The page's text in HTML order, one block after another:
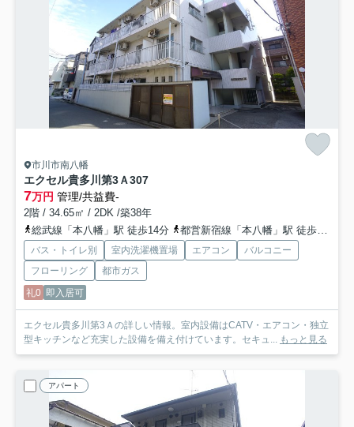
市川市南八幡
エクセル貴多川第3Ａ307
7万円 管理/共益費-
2階 / 34.65㎡ / 2DK /築38年
総武線「本八幡」駅 徒歩14分
都営新宿線「本八幡」駅 徒歩15分
バス・トイレ別 室内洗濯機置場 エアコン
バルコニー
フローリング
都市ガス
礼0 即入居可
エクセル貴多川第3Ａの詳しい情報。室内設備はCATV・エアコン・独立
型キッチンなど充実した設備を備え付けています。セキュ... もっと見る
アパート